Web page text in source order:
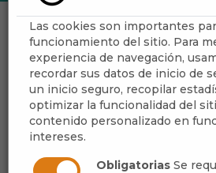
Las cookies son importantes
funcionamiento del sitio. Para
experiencia de navegación,
recordar sus datos de inicio de
un inicio seguro, recopilar
optimizar la funcionalidad del
contenido personalizado en
intereses.
Obligatorias Se
IV.
OLIVO
Escuchar